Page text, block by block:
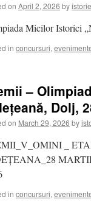
on April 2, 2026 by
Micilor Istorici
in concursuri,
–
Dolj,
on March 29, 2026 by
_
in concursuri,